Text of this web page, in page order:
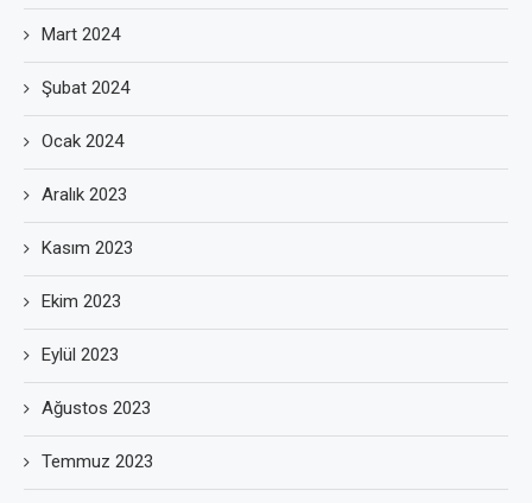
Mart 2024
Şubat 2024
Ocak 2024
Aralık 2023
Kasım 2023
Ekim 2023
Eylül 2023
Ağustos 2023
Temmuz 2023